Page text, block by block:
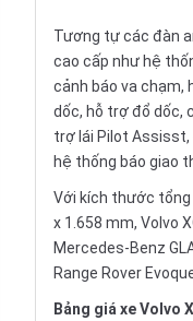
Tương tự các đàn
cao cấp như hệ
cảnh báo va chạm,
dốc, hỗ trợ đổ dốc,
trợ lái Pilot Assisst,
hệ thống báo giao
Với kích thước tổng
x 1.658 mm, Volvo
Mercedes-Benz
Range Rover
Bảng giá xe Volvo